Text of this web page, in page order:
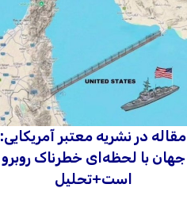
مقاله در نشریه معتبر آمریکایی:
جهان با لحظه‌ای خطرناک روبرو
است+تحلیل